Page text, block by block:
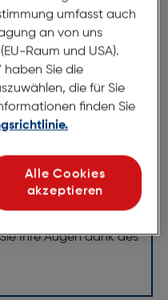
Flexi
von bis zu 8 H
PET-LAGE
vor Bruch, Kratzer
und blasenfrei
Kit.
Ihre Augen dank des
umfasst auch
an von uns
Raum und USA).
haben Sie die
die für Sie
finden Sie
Alle Cookies
akzeptieren